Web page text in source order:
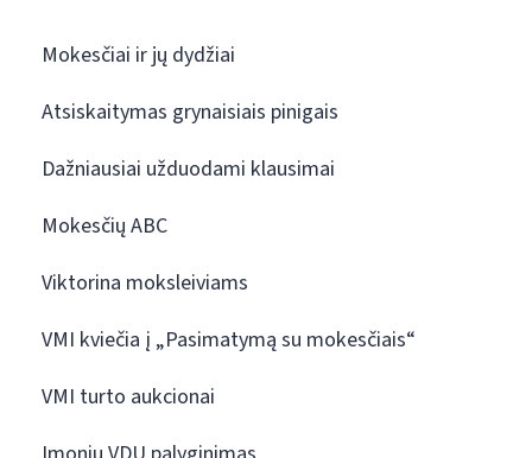
Mokesčiai ir jų dydžiai
Atsiskaitymas grynaisiais pinigais
Dažniausiai užduodami klausimai
Mokesčių ABC
Viktorina moksleiviams
VMI kviečia į „Pasimatymą su mokesčiais“
VMI turto aukcionai